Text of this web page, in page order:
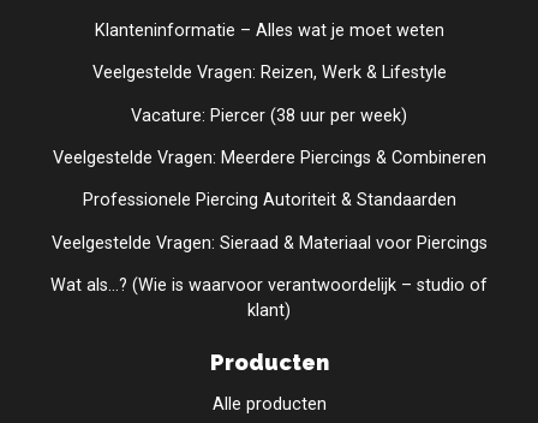
Klanteninformatie – Alles wat je moet weten
Veelgestelde Vragen: Reizen, Werk & Lifestyle
Vacature: Piercer (38 uur per week)
Veelgestelde Vragen: Meerdere Piercings & Combineren
Professionele Piercing Autoriteit & Standaarden
Veelgestelde Vragen: Sieraad & Materiaal voor Piercings
Wat als...? (Wie is waarvoor verantwoordelijk – studio of
klant)
Producten
Alle producten